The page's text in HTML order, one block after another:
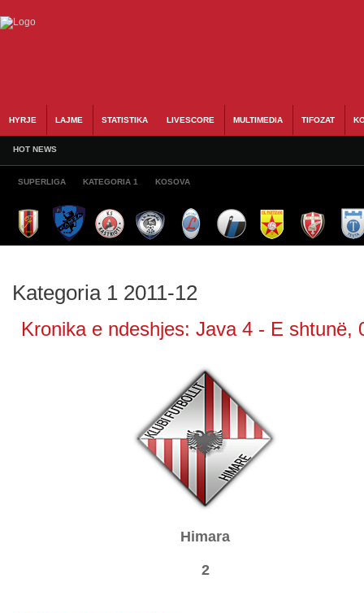
HYRJE LAJME STATISTIKA LIVESCORE MULTIMEDIA TIFOZAT
HOT NEWS
SUPERLIGA KATEGORIA 1 KOSOVA
Kategoria 1 2011-12
Kronika e ndeshjes: Java 4 - E shtunë,
Himara
2